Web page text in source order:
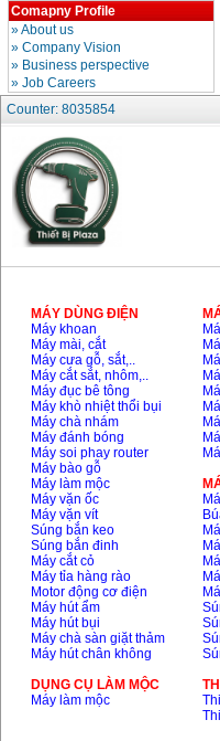
Comapny Profile
»About us
» Company Vision
» Business perspective
» Job Careers
Counter: 8035854
MÁY DÙNG ĐIỆN
Máy khoan
Máy mài, cắt
Máy cưa gỗ, sắt,..
Máy cắt sắt, nhôm,..
Máy đục bê tông
Máy khò nhiệt thổi bụi
Máy chà nhám
Máy đánh bóng
Máy soi phay router
Máy bào gỗ
Máy làm mộc
Máy vặn ốc
Máy vặn vít
Súng bắn keo
Súng bắn đinh
Máy cắt cỏ
Máy tỉa hàng rào
Motor động cơ điện
Máy hút ẩm
Máy hút bụi
Máy chà sàn giặt thảm
Máy hút chân không
DỤNG CỤ LÀM MỘC
Máy làm mộc